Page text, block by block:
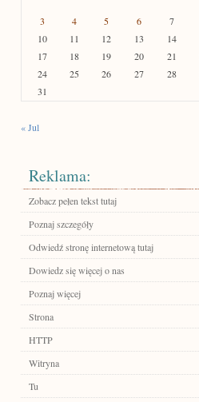
3
4 5 6 7
10
11 12 13 14
17
18 19 20 21
24
25 26 27 28
31
« Jul
Reklama:
Zobacz pełen tekst tutaj
Poznaj szczegóły
Odwiedź stronę internetową tutaj
Dowiedz się więcej o nas
Poznaj więcej
Strona
HTTP
Witryna
Tu